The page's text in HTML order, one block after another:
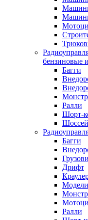
бензиновые
Багги
Ралли
Шорт-
Багги
Дрифт
Ралли